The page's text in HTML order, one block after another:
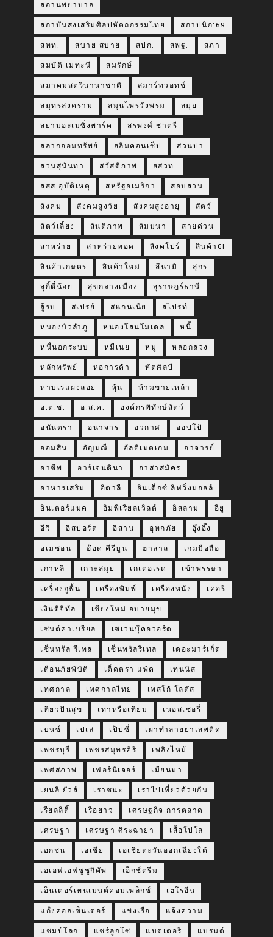
สถานพยาบาล
สถาบันส่งเสริมศิลปหัตถกรรมไทย สถาปนิก’69
สทท. สบาย สบาย สปก. สพฐ. สภา
สมบัติ เมทะนี สมรักษ์
สมาคมสตรีนานาชาติ สมาร์ทวอทช์
สมุทรสงคราม สมุนไพรวังพรม สมุย
สยามอะเมซิ่งพาร์ค สรพงศ์ ชาตรี
สลากออมทรัพย์ สลิมคอนเซ็ป สวนป่า
สวนสุนันทา สวัสดิภาพ สสวท.
สสส.อุบัติเหตุ สหรัฐอเมริกา สอบสวน
สังคม สังคมสูงวัย สังคมสูงอายุ สัตว์
สัตว์เลี้ยง สันติภาพ สัมมนา สายด่วน
สาหร่าย สาหร่ายทอด สิงคโปร์ สินค้าGI
สินค้าเกษตร สินค้าใหม่ สึนามิ สุกร
สุกี้ตี๋น้อย สุขกลางเมือง สุราษฎร์ธานี
สู้รบ สเปรย์ สแกนเนีย สไปรท์
หนองบัวลำภู หนองโสนโมเดล หนี้
หนี้นอกระบบ หมีเนย หมู หลอกลวง
หลักทรัพย์ หอการค้า หัตศิลป์
หาบเร่แผงลอย หุ้น ห้ามขายเหล้า
อ.ต.ช. อ.ส.ค. องค์กรพิทักษ์สัตว์
อนันตรา อนาจาร อวกาศ ออปโป้
ออมสิน อัญมณี อัลติเมตเกม อาจารย์
อาชีพ อาร์เจนตินา อาสาสมัคร
อาหารเสริม อิตาลี อินเด็กซ์ ลิฟวิ่งมอลล์
อินเตอร์แมค อิมพีเรียลเวิลด์ อิสลาม อียู
อีวี อีสปอร์ต อีสาน อุทกภัย อุ๊งอิ๊ง
อเมซอน อ๊อด คีรีบูน ฮาลาล เกมมือถือ
เกาหลี เกาะสมุย เกเตอเรด เข้าพรรษา
เครื่องถูพื้น เครื่องพิมพ์ เครื่องหนัง เคอรี่
เงินดิจิทัล เชียงใหม่.อบายมุข
เซนต์คาเบรียล เซเว่นบุ๊คอวอร์ด
เซ็นทรัล รีเทล เซ็นทรัลรีเทล เดอะมาร์เก็ต
เตือนภัยพิบัติ เต็ดตรา แพ้ค เทนนิส
เทศกาล เทศกาลไทย เทสโก้ โลตัส
เที่ยวปันสุข เท่าหรือเทียม เนอสเซอรี่
เบนซ์ เปเล่ เป๊ปซี่ เผาทำลายยาเสพติด
เพชรบุรี เพชรสมุทรคีรี เพลิงไหม้
เพศสภาพ เฟอร์นิเจอร์ เมียนมา
เยนลี่ ยัวส์ เราชนะ เราไปเที่ยวด้วยกัน
เรียลลิตี้ เรือยาว เศรษฐกิจ การตลาด
เศรษฐา เศรษฐา ศิระฉายา เสื้อโปโล
เอกชน เอเชีย เอเชียตะวันออกเฉียงใต้
เอเอฟเอฟซูซูกิคัพ เอ็กซ์ตรีม
เอ็นเตอร์เทนเมนต์คอมเพล็กซ์ เฮโรอีน
แก๊งคอลเซ็นเตอร์ แข่งเรือ แจ้งความ
แชมป์โลก แชร์ลูกโซ่ แบตเตอรี่ แบรนด์